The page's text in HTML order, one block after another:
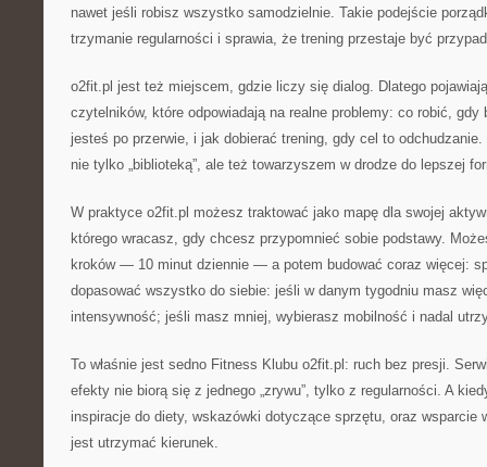
nawet jeśli robisz wszystko samodzielnie. Takie podejście
trzymanie regularności i sprawia, że trening przestaje być
o2fit.pl jest też miejscem, gdzie liczy się dialog. Dlatego
czytelników, które odpowiadają na realne problemy: co robić,
jesteś po przerwie, i jak dobierać trening, gdy cel to
nie tylko „biblioteką”, ale też towarzyszem w drodze do lepszej
W praktyce o2fit.pl możesz traktować jako mapę dla swojej
którego wracasz, gdy chcesz przypomnieć sobie podstawy.
kroków — 10 minut dziennie — a potem budować coraz więcej:
dopasować wszystko do siebie: jeśli w danym tygodniu masz
intensywność; jeśli masz mniej, wybierasz mobilność i nadal
To właśnie jest sedno Fitness Klubu o2fit.pl: ruch bez presji.
efekty nie biorą się z jednego „zrywu”, tylko z regularności. A
inspiracje do diety, wskazówki dotyczące sprzętu, oraz wsparcie
jest utrzymać kierunek.